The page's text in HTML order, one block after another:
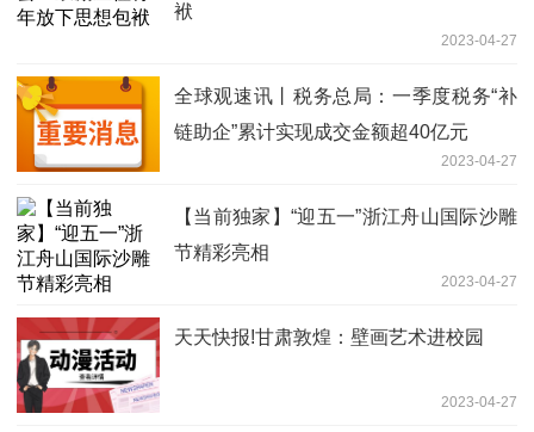
袱
2023-04-27
全球观速讯丨税务总局：一季度税务“补
链助企”累计实现成交金额超40亿元
2023-04-27
【当前独家】“迎五一”浙江舟山国际沙雕
节精彩亮相
2023-04-27
天天快报!甘肃敦煌：壁画艺术进校园
2023-04-27